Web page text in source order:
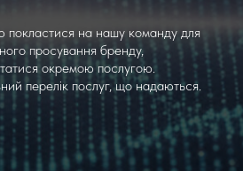
покластися на нашу команду для
просування бренду,
окремою послугою.
перелік послуг, що надаються.